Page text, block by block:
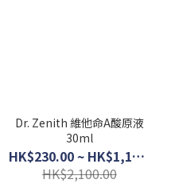
Dr. Zenith 維他命A酸原液
30ml
HK$230.00 ~ HK$1,150.00
HK$2,100.00